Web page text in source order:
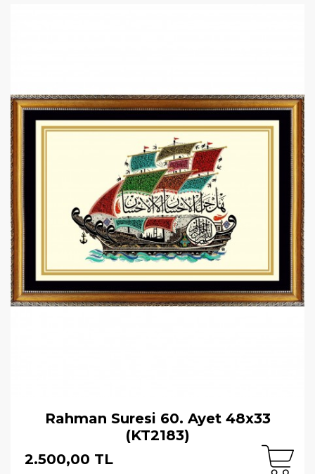
Rahman Suresi 60. Ayet 48x33
(KT2183)
2.500,00 TL